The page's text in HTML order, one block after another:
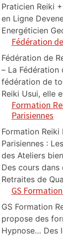
Praticien Reiki
en Ligne
Energéticien
Fédération
Fédération de
– La Fédération
fédération de
Reiki Usui, elle
Formation
Parisiennes
Formation Reiki
Parisiennes :
des Ateliers
Des cours dans
Retraites de
GS
GS Formation
propose des
Hypnose… Des